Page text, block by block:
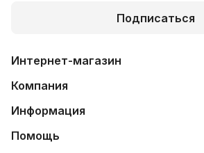
Подписаться
Интернет-магазин
Компания
Информация
Помощь